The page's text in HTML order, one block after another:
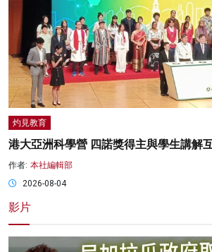
灼見教育
港大亞洲科學營 四諾獎得主與學生講解
作者: 本社編輯部
2026-08-04
影片